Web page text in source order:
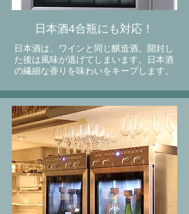
日本酒4合瓶にも対応！
日本酒は、ワインと同じ醸造酒。開封し
た後は風味が逃げてしまいます。日本酒
の繊細な香りを味わいをキープします。